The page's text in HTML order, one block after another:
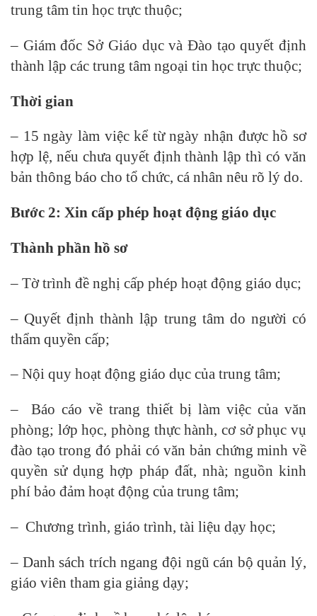
trung tâm tin học trực thuộc;
– Giám đốc Sở Giáo dục và Đào tạo quyết định
thành lập các trung tâm ngoại tin học trực thuộc;
Thời gian
– 15 ngày làm việc kể từ ngày nhận được hồ sơ
hợp lệ, nếu chưa quyết định thành lập thì có văn
bản thông báo cho tổ chức, cá nhân nêu rõ lý do.
Bước 2: Xin cấp phép hoạt động giáo dục
Thành phần hồ sơ
– Tờ trình đề nghị cấp phép hoạt động giáo dục;
– Quyết định thành lập trung tâm do người có
thẩm quyền cấp;
– Nội quy hoạt động giáo dục của trung tâm;
– Báo cáo về trang thiết bị làm việc của văn
phòng; lớp học, phòng thực hành, cơ sở phục vụ
đào tạo trong đó phải có văn bản chứng minh về
quyền sử dụng hợp pháp đất, nhà; nguồn kinh
phí bảo đảm hoạt động của trung tâm;
– Chương trình, giáo trình, tài liệu dạy học;
– Danh sách trích ngang đội ngũ cán bộ quản lý,
giáo viên tham gia giảng dạy;